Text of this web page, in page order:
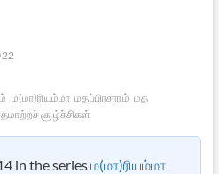
ம(மா)ரியம்மா மதப்பிரசாரம் மத
சூழ்ச்சிகள்
in the seriesம(மா)ரியம்மா